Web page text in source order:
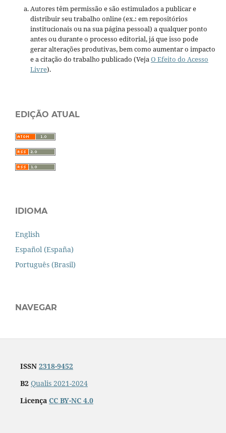
Autores têm permissão e são estimulados a publicar e
distribuir seu trabalho online (ex.: em repositórios
institucionais ou na sua página pessoal) a qualquer ponto
antes ou durante o processo editorial, já que isso pode
gerar alterações produtivas, bem como aumentar o impacto
e a citação do trabalho publicado (VejaO Efeito do Acesso
Livre).
EDIÇÃO ATUAL
IDIOMA
English
Español (España)
Português (Brasil)
NAVEGAR
ISSN 2318-9452
B2 Qualis 2021-2024
Licença CC BY-NC 4.0